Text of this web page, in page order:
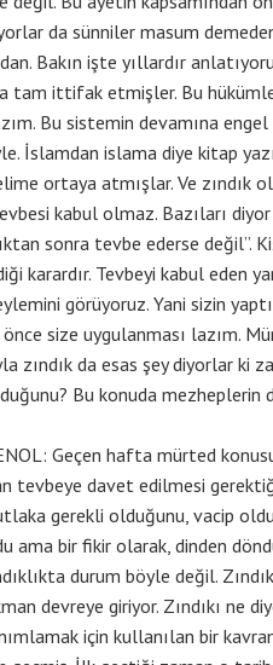
da sünniler masum
Bakın işte yıllardır
tam ittifak etmişler. Bu
Bu sistemin devamına
İslamdan islama diye kitap
ortaya atmışlar. Ve zındık
kabul olmaz. Bazıları
sonra tevbe ederse değil”.
karardır. Tevbeyi kabul eden
görüyoruz. Yani sizin
size uygulanması lazım.
zındık da esas şey diyorlar ki
Bu konuda mezheplerin
Geçen hafta mürted
tevbeye davet edilmesi
gerekli olduğunu, vacip
ama bir fikir olarak, dinden
durum böyle değil.
devreye giriyor. Zındıkı ne
için kullanılan bir